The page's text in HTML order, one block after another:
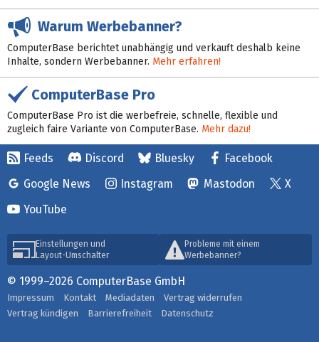
Warum Werbebanner?
ComputerBase berichtet unabhängig und verkauft deshalb keine
Inhalte, sondern Werbebanner. Mehr erfahren!
ComputerBase Pro
ComputerBase Pro ist die werbefreie, schnelle, flexible und
zugleich faire Variante von ComputerBase. Mehr dazu!
Feeds Discord Bluesky
Facebook
Google News
Instagram Mastodon
X
YouTube
Einstellungen und
Layout-Umschalter
Probleme mit einem
Werbebanner?
© 1999–2026 ComputerBase GmbH
Impressum Kontakt Mediadaten
Vertrag widerrufen
Vertrag kündigen
Barrierefreiheit Datenschutz